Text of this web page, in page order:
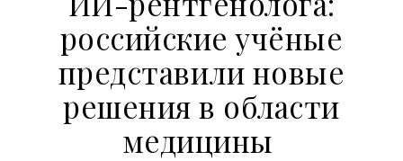
российские учёные
представили новые
решения в области
медицины